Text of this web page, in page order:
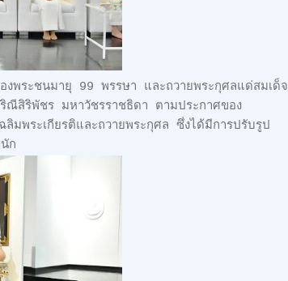
งพระชนมายุ 99 พรรษา และถวายพระกุศลแด่สมเด็จ
ริณีสิริพัชร มหาวัชรราชธิดา ตามประกาศของ
ลิมพระเกียรติและถวายพระกุศล ซึ่งได้มีการปรับรูป
นัก